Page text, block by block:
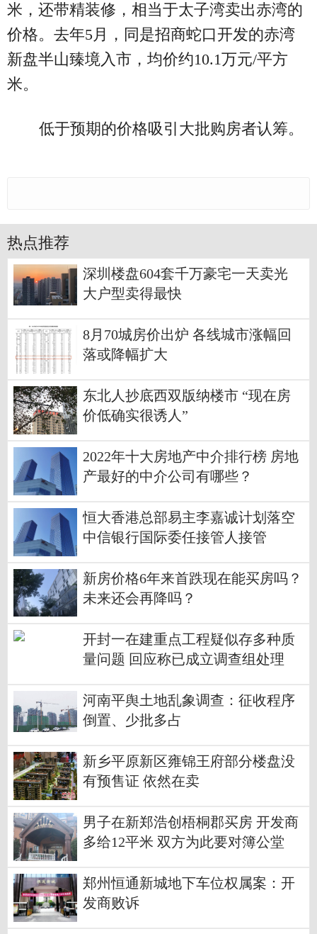
米，还带精装修，相当于太子湾卖出赤湾的
价格。去年5月，同是招商蛇口开发的赤湾
新盘半山臻境入市，均价约10.1万元/平方
米。
低于预期的价格吸引大批购房者认筹。
热点推荐
深圳楼盘604套千万豪宅一天卖光
大户型卖得最快
8月70城房价出炉 各线城市涨幅回
落或降幅扩大
东北人抄底西双版纳楼市 “现在房
价低确实很诱人”
2022年十大房地产中介排行榜 房地
产最好的中介公司有哪些？
恒大香港总部易主李嘉诚计划落空
中信银行国际委任接管人接管
新房价格6年来首跌现在能买房吗？
未来还会再降吗？
开封一在建重点工程疑似存多种质
量问题 回应称已成立调查组处理
河南平舆土地乱象调查：征收程序
倒置、少批多占
新乡平原新区雍锦王府部分楼盘没
有预售证 依然在卖
男子在新郑浩创梧桐郡买房 开发商
多给12平米 双方为此要对簿公堂
郑州恒通新城地下车位权属案：开
发商败诉